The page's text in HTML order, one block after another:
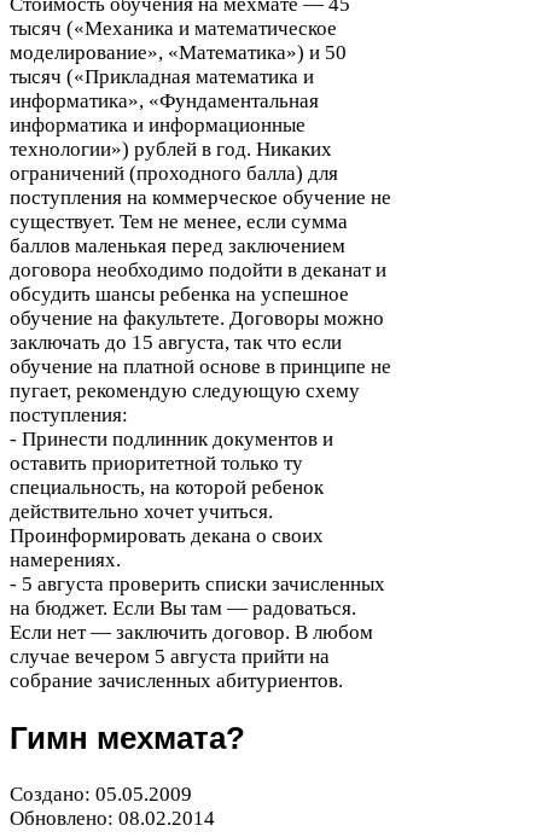
тысяч («Механика и математическое
моделирование», «Математика») и 50
тысяч («Прикладная математика и
информатика», «Фундаментальная
информатика и информационные
технологии») рублей в год. Никаких
ограничений (проходного балла) для
поступления на коммерческое обучение не
существует. Тем не менее, если сумма
баллов маленькая перед заключением
договора необходимо подойти в деканат и
обсудить шансы ребенка на успешное
обучение на факультете. Договоры можно
заключать до 15 августа, так что если
обучение на платной основе в принципе не
пугает, рекомендую следующую схему
поступления:
- Принести подлинник документов и
оставить приоритетной только ту
специальность, на которой ребенок
действительно хочет учиться.
Проинформировать декана о своих
намерениях.
- 5 августа проверить списки зачисленных
на бюджет. Если Вы там — радоваться.
Если нет — заключить договор. В любом
случае вечером 5 августа прийти на
собрание зачисленных абитуриентов.
Гимн мехмата?
Создано: 05.05.2009
Обновлено: 08.02.2014